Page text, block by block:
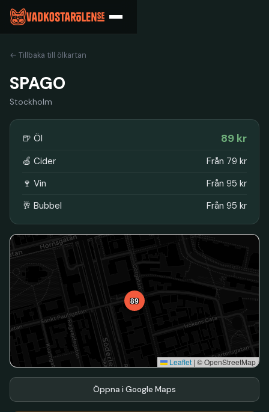
← Tillbaka till ölkartan
SPAGO
Stockholm
🍺 Öl 89 kr
🍏 Cider
Från 79 kr
🍷 Vin
Från 95 kr
🥂 Bubbel
Från 95 kr
89
Leaflet | © OpenStreetMap
Öppna i Google Maps